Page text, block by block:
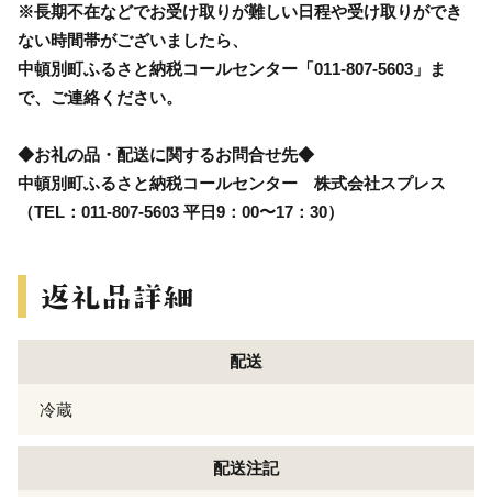
※長期不在などでお受け取りが難しい日程や受け取りができ
ない時間帯がございましたら、
中頓別町ふるさと納税コールセンター「011-807-5603」ま
で、ご連絡ください。
◆お礼の品・配送に関するお問合せ先◆
中頓別町ふるさと納税コールセンター 株式会社スプレス
（TEL：011-807-5603 平日9：00〜17：30）
配送
冷蔵
配送注記